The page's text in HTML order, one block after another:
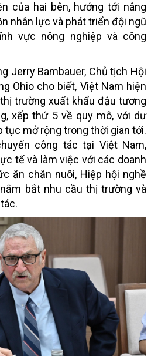
của hai bên, hướng tới nâng
nhân lực và phát triển đội ngũ
vực nông nghiệp và công
Jerry Bambauer, Chủ tịch Hội
Ohio cho biết, Việt Nam hiện
trường xuất khẩu đậu tương
xếp thứ 5 về quy mô, với dư
tục mở rộng trong thời gian tới.
công tác tại Việt Nam,
tế và làm việc với các doanh
ăn chăn nuôi, Hiệp hội nghề
bắt nhu cầu thị trường và